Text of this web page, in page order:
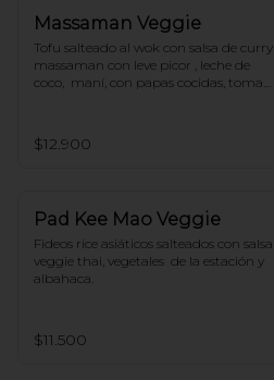
Massaman Veggie
Tofu salteado al wok con salsa de curry
massaman con leve picor , leche de
coco,  maní, con papas cocidas, tomate
$12.900
Pad Kee Mao Veggie
Fideos rice asiáticos salteados con salsa
veggie thai, vegetales  de la estación y
albahaca.
$11.500